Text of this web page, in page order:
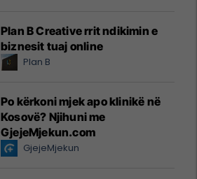
Plan B Creative rrit ndikimin e
biznesit tuaj online
Plan B
Po kërkoni mjek apo klinikë në
Kosovë? Njihuni me
GjejeMjekun.com
GjejeMjekun